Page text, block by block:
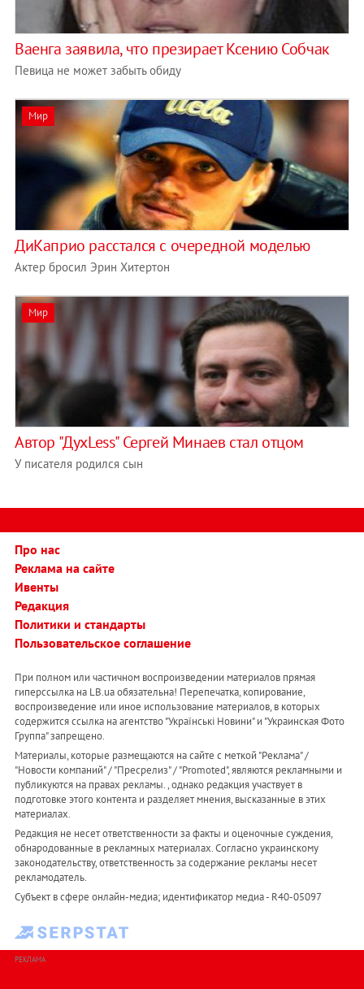
Ваенга заявила, что презирает Ксению Собчак
Певица не может забыть обиду
Мир
ДиКаприо расстался с очередной моделью
Актер бросил Эрин Хитертон
Мир
Автор "ДухLess" Сергей Минаев стал отцом
У писателя родился сын
Про нас
Реклама на сайте
Ивенты
Редакция
Политики и стандарты
Пользовательское соглашение
При полном или частичном воспроизведении материалов прямая
гиперссылка на LB.ua обязательна! Перепечатка, копирование,
воспроизведение или иное использование материалов, в которых
содержится ссылка на агентство "Українськi Новини" и "Украинская Фото
Группа" запрещено.
Материалы, которые размещаются на сайте с меткой "Реклама" /
"Новости компаний" / "Пресрелиз" / "Promoted", являются рекламными и
публикуются на правах рекламы. , однако редакция участвует в
подготовке этого контента и разделяет мнения, высказанные в этих
материалах.
Редакция не несет ответственности за факты и оценочные суждения,
обнародованные в рекламных материалах. Согласно украинскому
законодательству, ответственность за содержание рекламы несет
рекламодатель.
Субъект в сфере онлайн-медиа; идентификатор медиа - R40-05097
РЕКЛАМА